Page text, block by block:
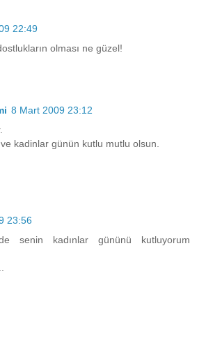
22:49
olması ne güzel!
8 Mart 2009 23:12
kadinlar günün kutlu mutlu olsun.
23:56
senin kadınlar gününü kutluyorum